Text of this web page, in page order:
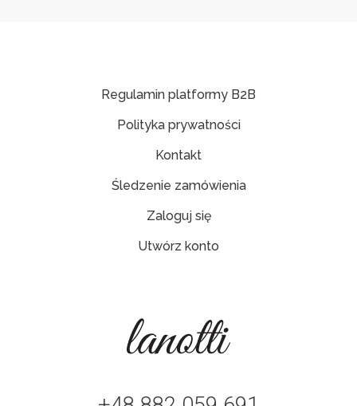
Regulamin platformy B2B
Polityka prywatności
Kontakt
Śledzenie zamówienia
Zaloguj się
Utwórz konto